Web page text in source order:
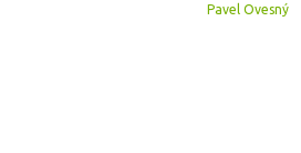
Pavel Ovesný